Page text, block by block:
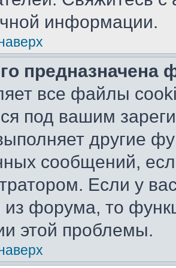
информации.
предназначена
все файлы
под вашим
другие
сообщений,
Если у
форума, то
этой проблемы.